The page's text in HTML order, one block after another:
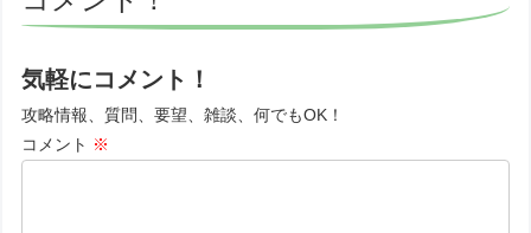
気軽にコメント！
攻略情報、質問、要望、雑談、何でもOK！
コメント ※